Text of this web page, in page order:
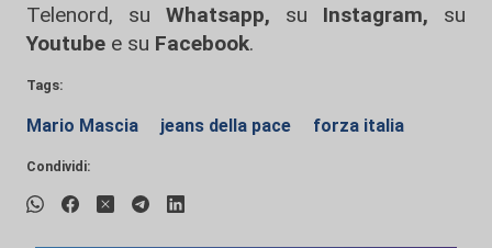
Telenord, su
Whatsapp, su Instagram, su
Youtube e su Facebook.
Tags:
Mario Mascia jeans della pace forza italia
Condividi: